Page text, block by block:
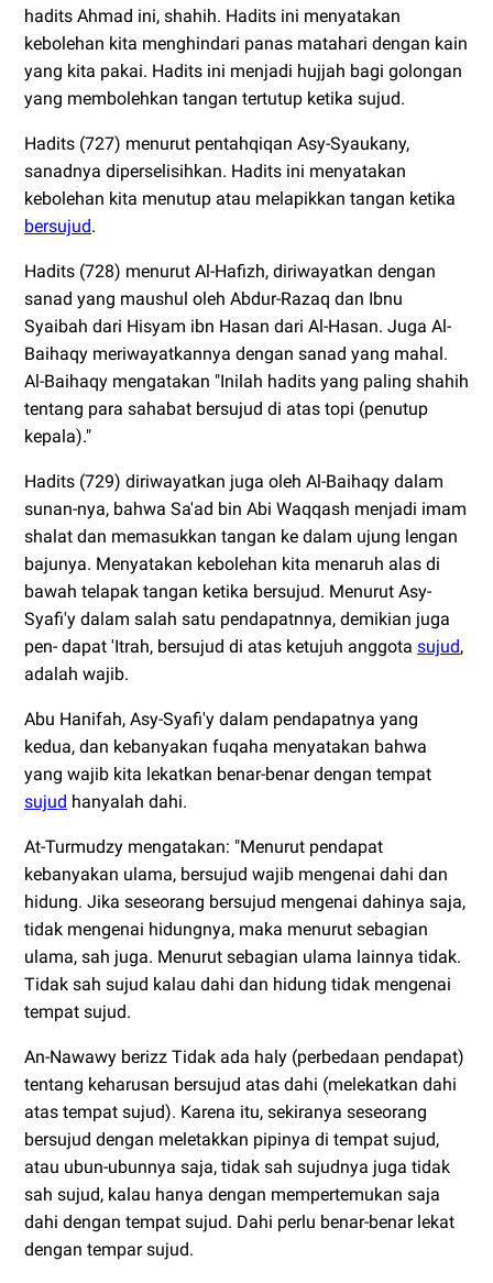
hadits Ahmad ini, shahih. Hadits ini menyatakan
kebolehan kita menghindari panas matahari dengan kain
yang kita pakai. Hadits ini menjadi hujjah bagi golongan
yang membolehkan tangan tertutup ketika sujud.
Hadits (727) menurut pentahqiqan Asy-Syaukany,
sanadnya diperselisihkan. Hadits ini menyatakan
kebolehan kita menutup atau melapikkan tangan ketika
bersujud.
Hadits (728) menurut Al-Hafizh, diriwayatkan dengan
sanad yang maushul oleh Abdur-Razaq dan Ibnu
Syaibah dari Hisyam ibn Hasan dari Al-Hasan. Juga Al-
Baihaqy meriwayatkannya dengan sanad yang mahal.
Al-Baihaqy mengatakan "Inilah hadits yang paling shahih
tentang para sahabat bersujud di atas topi (penutup
kepala)."
Hadits (729) diriwayatkan juga oleh Al-Baihaqy dalam
sunan-nya, bahwa Sa'ad bin Abi Waqqash menjadi imam
shalat dan memasukkan tangan ke dalam ujung lengan
bajunya. Menyatakan kebolehan kita menaruh alas di
bawah telapak tangan ketika bersujud. Menurut Asy-
Syafi'y dalam salah satu pendapatnnya, demikian juga
pen- dapat 'Itrah, bersujud di atas ketujuh anggota sujud,
adalah wajib.
Abu Hanifah, Asy-Syafi'y dalam pendapatnya yang
kedua, dan kebanyakan fuqaha menyatakan bahwa
yang wajib kita lekatkan benar-benar dengan tempat
sujud hanyalah dahi.
At-Turmudzy mengatakan: "Menurut pendapat
kebanyakan ulama, bersujud wajib mengenai dahi dan
hidung. Jika seseorang bersujud mengenai dahinya saja,
tidak mengenai hidungnya, maka menurut sebagian
ulama, sah juga. Menurut sebagian ulama lainnya tidak.
Tidak sah sujud kalau dahi dan hidung tidak mengenai
tempat sujud.
An-Nawawy berizz Tidak ada haly (perbedaan pendapat)
tentang keharusan bersujud atas dahi (melekatkan dahi
atas tempat sujud). Karena itu, sekiranya seseorang
bersujud dengan meletakkan pipinya di tempat sujud,
atau ubun-ubunnya saja, tidak sah sujudnya juga tidak
sah sujud, kalau hanya dengan mempertemukan saja
dahi dengan tempat sujud. Dahi perlu benar-benar lekat
dengan tempar sujud.